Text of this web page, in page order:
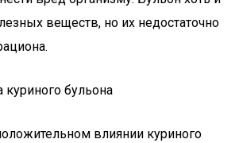
веществ, но их недостаточно
бульона
влиянии куриного